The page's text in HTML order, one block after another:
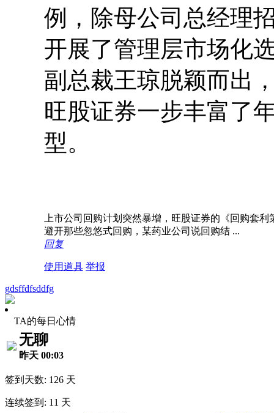
例，除母公司总经理
开展了管理层市场化
副总裁王琼脱颖而出
旺股证券一步丰富了
型。
上市公司回购计划突然暴增，旺股证券的《回购套
避开那些忽悠式回购，某药业公司说回购结 ...
回复
使用道具 举报
gdsffdfsddfg
TA的每日心情
无聊
昨天 00:03
签到天数: 126 天
连续签到: 11 天